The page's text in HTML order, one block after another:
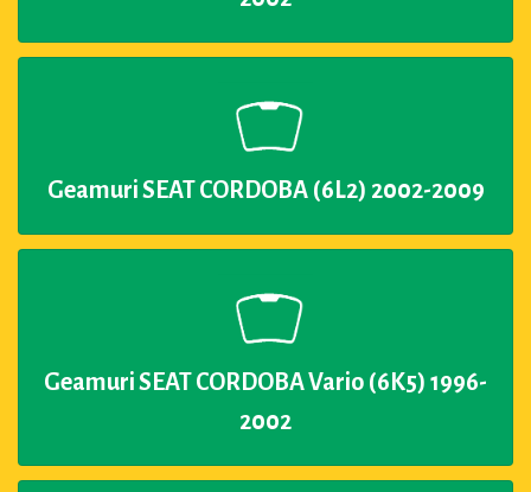
Geamuri SEAT CORDOBA (6L2) 2002-2009
Geamuri SEAT CORDOBA Vario (6K5) 1996-
2002